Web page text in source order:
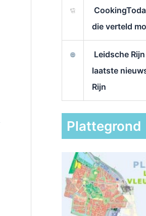
die verteld
Leidsche
laatste
Rijn
Plattegrond